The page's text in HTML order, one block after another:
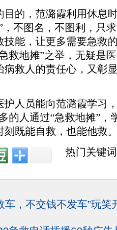
的，范潞霞利用休息
，不图名，不图利，只
技能，让更多需要急救
救地摊”之举，无疑是
病救人的责任心，又彰
人员能向范潞霞学习，
的人通过“急救地摊”，
刻既能自救，也能他救
热门关键
车，不交钱不发车”玩